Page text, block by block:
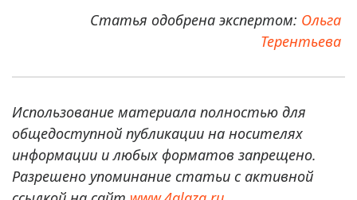
Статья одобрена экспертом: Ольга
Терентьева
Использование материала полностью для
общедоступной публикации на носителях
информации и любых форматов запрещено.
Разрешено упоминание статьи с активной